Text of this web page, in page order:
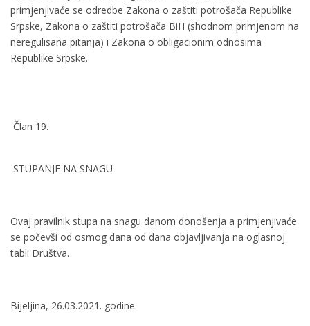
primjenjivaće se odredbe Zakona o zaštiti potrošača Republike
Srpske, Zakona o zaštiti potrošača BiH (shodnom primjenom na
neregulisana pitanja) i Zakona o obligacionim odnosima
Republike Srpske.
Član 19.
STUPANJE NA SNAGU
Ovaj pravilnik stupa na snagu danom donošenja a primjenjivaće
se počevši od osmog dana od dana objavljivanja na oglasnoj
tabli Društva.
Bijeljina, 26.03.2021. godine